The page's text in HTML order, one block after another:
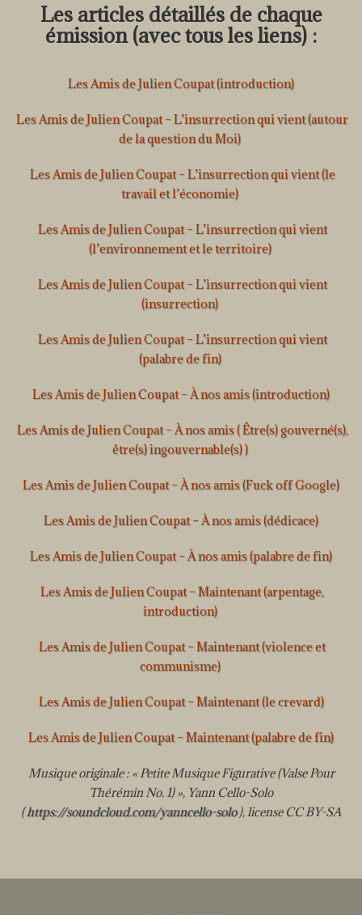
Les articles détaillés de chaque
émission (avec tous les liens) :
Les Amis de Julien Coupat (introduction)
Les Amis de Julien Coupat – L’insurrection qui vient (autour
de la question du Moi)
Les Amis de Julien Coupat – L’insurrection qui vient (le
travail et l’économie)
Les Amis de Julien Coupat – L’insurrection qui vient
(l’environnement et le territoire)
Les Amis de Julien Coupat – L’insurrection qui vient
(insurrection)
Les Amis de Julien Coupat – L’insurrection qui vient
(palabre de fin)
Les Amis de Julien Coupat – À nos amis (introduction)
Les Amis de Julien Coupat – À nos amis ( Être(s) gouverné(s),
être(s) ingouvernable(s) )
Les Amis de Julien Coupat – À nos amis (Fuck off Google)
Les Amis de Julien Coupat – À nos amis (dédicace)
Les Amis de Julien Coupat – À nos amis (palabre de fin)
Les Amis de Julien Coupat – Maintenant (arpentage,
introduction)
Les Amis de Julien Coupat – Maintenant (violence et
communisme)
Les Amis de Julien Coupat – Maintenant (le crevard)
Les Amis de Julien Coupat – Maintenant (palabre de fin)
Musique originale : « Petite Musique Figurative (Valse Pour
Thérémin No. 1) », Yann Cello-Solo
(https://soundcloud.com/yanncello-solo ), license CC BY-SA